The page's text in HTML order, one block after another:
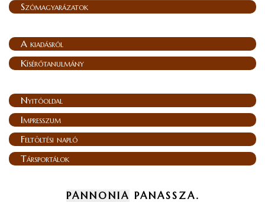
Szómagyarázatok
A kiadásról
Kísérőtanulmány
Nyitóoldal
Impresszum
Feltöltési napló
Társportálok
PANNONIA PANASSZA.